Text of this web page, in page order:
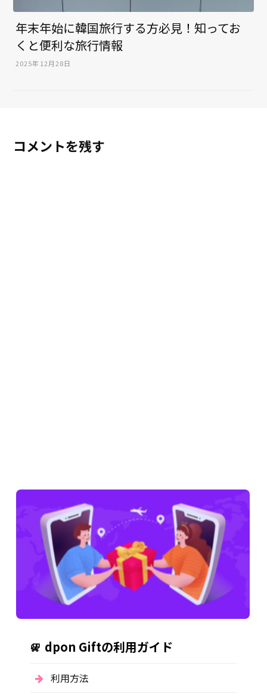
年末年始に韓国旅行する方必見！知ってお
くと便利な旅行情報
2025年12月28日
コメントを残す
dpon Giftの利用ガイド
利用方法